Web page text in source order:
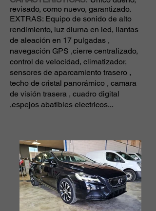
revisado, como nuevo, garantizado.
EXTRAS: Equipo de sonido de alto
rendimiento, luz diurna en led, llantas
de aleación en 17 pulgadas ,
navegación GPS ,cierre centralizado,
control de velocidad, climatizador,
sensores de aparcamiento trasero ,
techo de cristal panorámico , camara
de visión trasera , cuadro digital
,espejos abatibles electricos...